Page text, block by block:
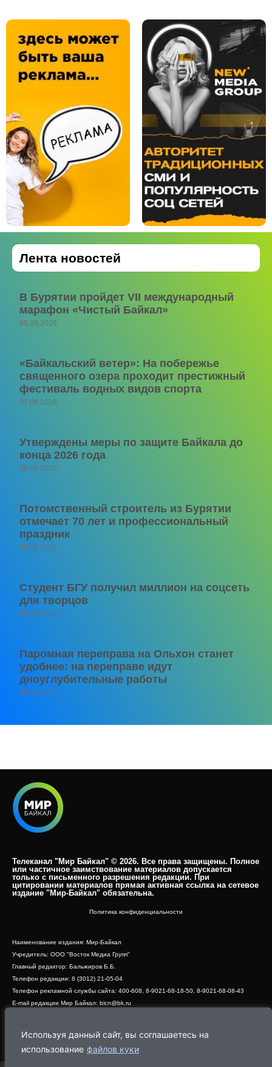
Используя данный сайт, вы соглашаетесь на
использование файлов куки
Лента новостей
В Бурятии пройдет VII международный
марафон «Чистый Байкал»
08.08.2026
«Байкальский ветер»: На побережье
священного озера проходит престижный
фестиваль водных видов спорта
07.08.2026
Утверждены меры по защите Байкала до
конца 2026 года
06.08.2026
Потомственный строитель из Бурятии
отмечает 70 лет и профессиональный
праздник
06.08.2026
Студент БГУ получил миллион на соцсеть
для творцов
06.08.2026
Паромная переправа на Ольхон станет
удобнее: на переправе идут
дноуглубительные работы
06.08.2026
Телеканал "Мир Байкал" © 2026. Все права защищены. Полное
или частичное заимствование материалов допускается
только с письменного разрешения редакции. При
цитировании материалов прямая активная ссылка на сетевое
издание "Мир-Байкал" обязательна.​
Политика конфиденциальности
Наименование издания: Мир-Байкал
Учредитель: ООО "Восток Медиа Групп"
Главный редактор: Бальжиров Б.Б.
Телефон редакции: 8 (3012) 21-05-04
Телефон рекламной службы сайта: 400-608, 8-9021-68-18-50, 8-9021-68-08-43
E-mail редакции Мир Байкал: bicn@bk.ru
Адрес редакции: 670000, г. Улан-Удэ, ул. Профсоюзная, дом 44, офис 1